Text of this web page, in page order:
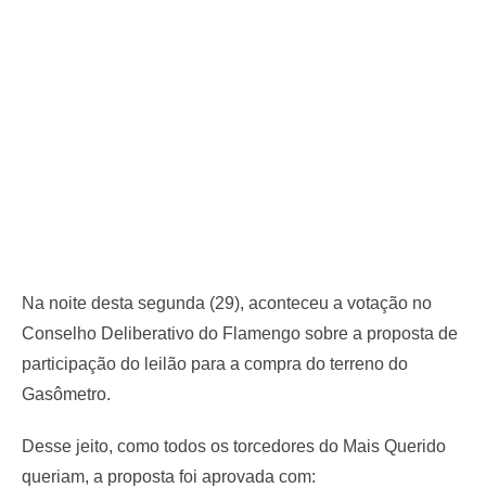
Na noite desta segunda (29), aconteceu a votação no
Conselho Deliberativo do Flamengo sobre a proposta de
participação do leilão para a compra do terreno do
Gasômetro.
Desse jeito, como todos os torcedores do Mais Querido
queriam, a proposta foi aprovada com: